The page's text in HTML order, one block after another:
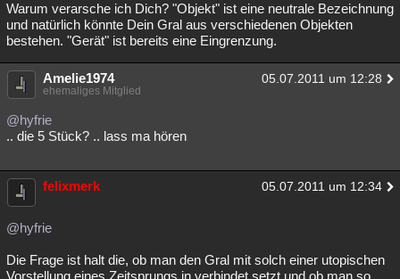
Warum verarsche ich Dich? "Objekt" ist eine neutrale Bezeichnung
und natürlich könnte Dein Gral aus verschiedenen Objekten
bestehen. "Gerät" ist bereits eine Eingrenzung.
Amelie1974 05.07.2011 um 12:28
ehemaliges Mitglied
@hyfrie
.. die 5 Stück? .. lass ma hören
felixmerk 05.07.2011 um 12:34
@hyfrie
Die Frage ist halt die, ob man den Gral mit solch einer utopischen
Vorstellung eines Zeitsprungs in verbindet setzt und ob man so